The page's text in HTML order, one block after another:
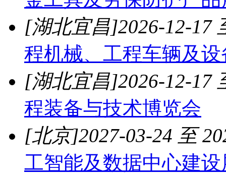
[湖北宜昌]2026-12-17
程机械、工程车辆及
[湖北宜昌]2026-12-17
程装备与技术博览会
[北京]2027-03-24 至
工智能及数据中心建